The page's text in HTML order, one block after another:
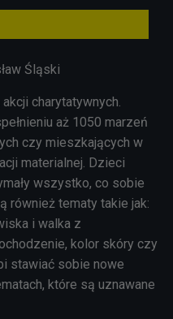
Śląski
charytatywnych.
aż 1050 marzeń
czy mieszkających w
materialnej. Dzieci
wszystko, co sobie
również tematy takie jak:
i walka z
kolor skóry czy
stawiać sobie nowe
które są uznawane